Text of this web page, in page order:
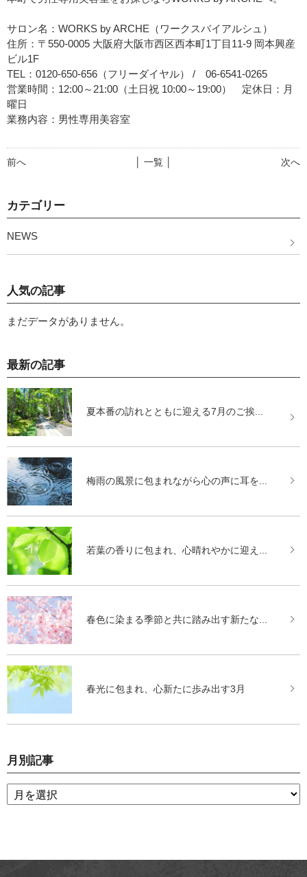
サロン名：WORKS by ARCHE（ワークスバイアルシュ）
住所：〒550-0005 大阪府大阪市西区西本町1丁目11-9 岡本興産
ビル1F
TEL：0120-650-656（フリーダイヤル） / 06-6541-0265
営業時間：12:00～21:00（土日祝 10:00～19:00） 定休日：月
曜日
業務内容：男性専用美容室
前へ 次へ
│ 一覧 │
カテゴリー
NEWS
人気の記事
まだデータがありません。
最新の記事
夏本番の訪れとともに迎える7月のご挨...
梅雨の風景に包まれながら心の声に耳を...
若葉の香りに包まれ、心晴れやかに迎え...
春色に染まる季節と共に踏み出す新たな...
春光に包まれ、心新たに歩み出す3月
月別記事